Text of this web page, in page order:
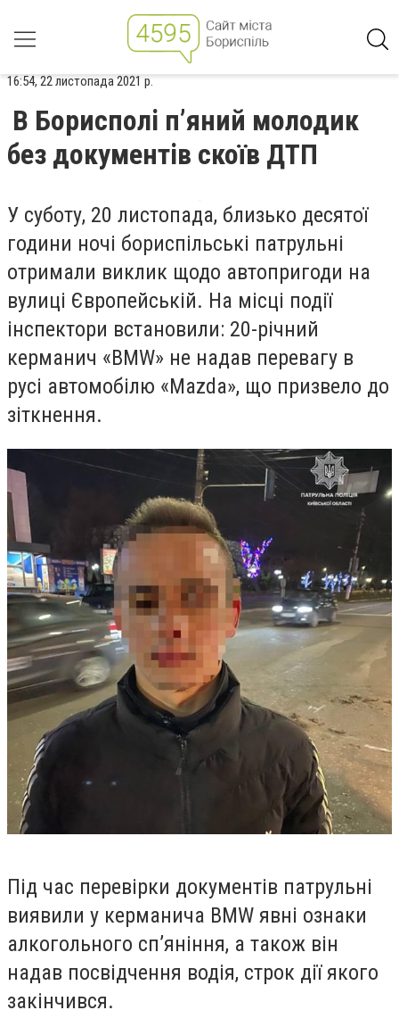
16:54, 22 листопада 2021 р.
В Борисполі п’яний молодик
без документів скоїв ДТП
У суботу, 20 листопада, близько десятої
години ночі бориспільські патрульні
отримали виклик щодо автопригоди на
вулиці Європейській. На місці події
інспектори встановили: 20-річний
керманич «BMW» не надав перевагу в
русі автомобілю «Mazda», що призвело до
зіткнення.
Під час перевірки документів патрульні
виявили у керманича BMW явні ознаки
алкогольного сп’яніння, а також він
надав посвідчення водія, строк дії якого
закінчився.